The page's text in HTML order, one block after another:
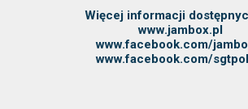
Więcej informacji
www.jambox.pl
www.facebook.com/
www.facebook.com/